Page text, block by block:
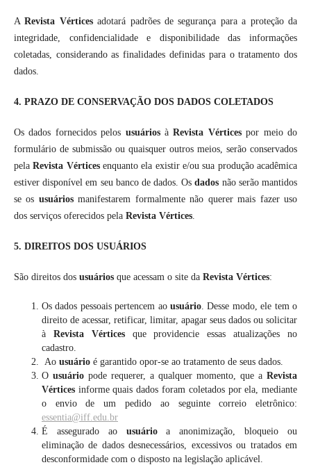
ARevista Vérticesadotará padrões de segurança para a proteção da
integridade, confidencialidade e disponibilidade das informações
coletadas, considerando as finalidades definidas para o tratamento dos
dados.
4. PRAZO DE CONSERVAÇÃO DOS DADOS COLETADOS
Os dados fornecidos pelos usuáriosàRevista Vérticespor meio do
formulário de submissão ou quaisquer outros meios, serão conservados
pelaRevista Vérticesenquanto ela existir e/ou sua produção acadêmica
estiver disponível em seu banco de dados. Osdados não serão mantidos
se os usuáriosmanifestarem formalmente não querer mais fazer uso
dos serviços oferecidos pela Revista Vértices.
5. DIREITOS DOS USUÁRIOS
São direitos dos usuáriosque acessam o site da Revista Vértices:
Os dados pessoais pertencem ao usuário. Desse modo, ele tem o
direito de acessar, retificar, limitar, apagar seus dados ou solicitar
à Revista Vérticesque providencie essas atualizações no
cadastro.
Ao usuárioé garantido opor-se ao tratamento de seus dados.
O usuáriopode requerer, a qualquer momento, que aRevista
Vérticesinforme quais dados foram coletados por ela, mediante
o envio de um pedido ao seguinte correio eletrônico:
essentia@iff.edu.br
É assegurado ao usuárioa anonimização, bloqueio ou
eliminação de dados desnecessários, excessivos ou tratados em
desconformidade com o disposto na legislação aplicável.